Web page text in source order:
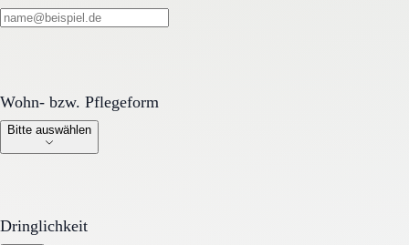
Wohn- bzw. Pflegeform
Wohn- bzw. Pflegeform
Bitte auswählen
Dringlichkeit
Dringlichkeit